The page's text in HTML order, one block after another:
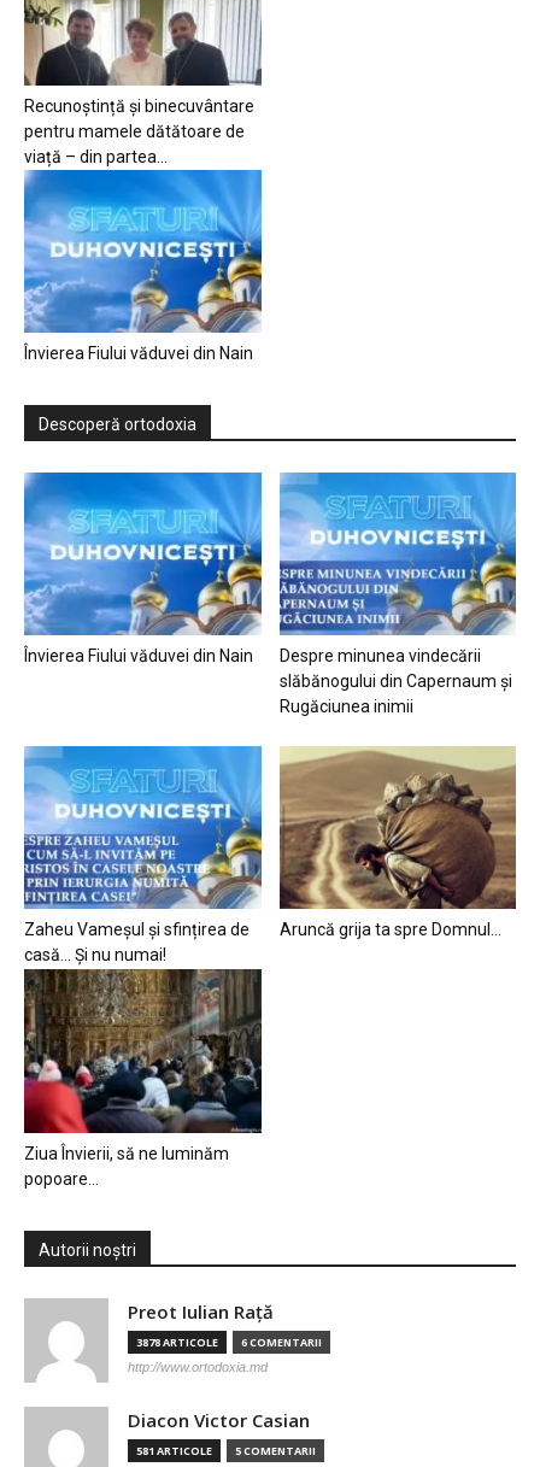
Recunoștință și binecuvântare
pentru mamele dătătoare de
viață – din partea...
Învierea Fiului văduvei din Nain
Descoperă ortodoxia
Învierea Fiului văduvei din Nain
Despre minunea vindecării
slăbănogului din Capernaum și
Rugăciunea inimii
Zaheu Vameșul și sfințirea de
casă… Și nu numai!
Aruncă grija ta spre Domnul…
Ziua Învierii, să ne luminăm
popoare…
Autorii noștri
Preot Iulian Raţă
3878 ARTICOLE 6 COMENTARII
http://www.ortodoxia.md
Diacon Victor Casian
581 ARTICOLE 5 COMENTARII